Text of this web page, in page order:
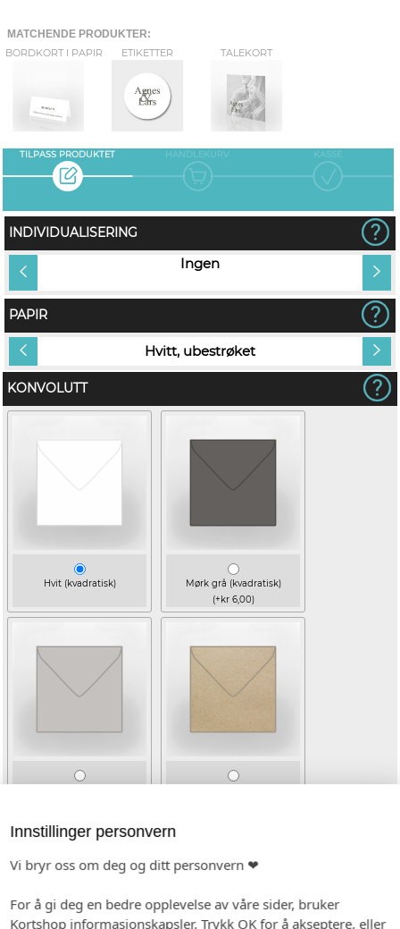
MATCHENDE PRODUKTER:
BORDKORT I PAPIR
ETIKETTER TALEKORT
TILPASS PRODUKTET HANDLEKURV KASSE
INDIVIDUALISERING
Ingen
PAPIR
Hvitt, ubestrøket
KONVOLUTT
Hvit (kvadratisk)
Mørk grå (kvadratisk)
(+kr 6,00)
TEKST FREMSIDE
(Emojis i teksten vil ikke bli med på trykk)
Innstillinger personvern
Vi bryr oss om deg og ditt personvern ❤
For å gi deg en bedre opplevelse av våre sider, bruker
Kortshop informasjonskapsler. Trykk OK for å akseptere, eller